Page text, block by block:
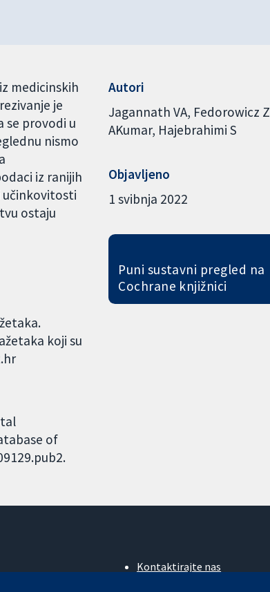
medicinskih
je
se provodi u
nismo
iz ranijih
učinkovitosti
ostaju
koji su
of
Autori
Jagannath VA Fedorowicz Z
AKumar Hajebrahimi S
Objavljeno
1 svibnja 2022
Puni sustavni pregled na
Cochrane knjižnici
Kontaktirajte nas